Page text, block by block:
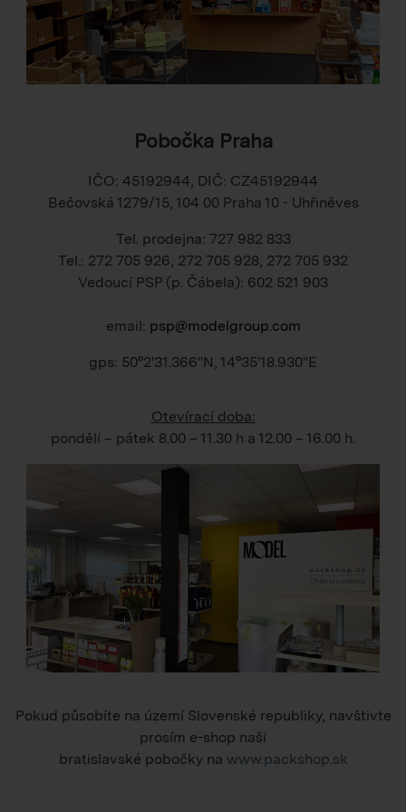
Pobočka Praha
IČO: 45192944, DIČ: CZ45192944
Bečovská 1279/15, 104 00 Praha 10 - Uhřiněves
Tel. prodejna: 727 982 833
Tel.: 272 705 926, 272 705 928, 272 705 932
Vedoucí PSP (p. Čábela): 602 521 903
email: psp@modelgroup.com
gps: 50°2'31.366"N, 14°35'18.930"E
Otevírací doba:
pondělí – pátek 8.00 – 11.30 h a 12.00 – 16.00 h
Pokud působíte na území Slovenské republiky, navštivte
prosím e-shop naší
bratislavské pobočky na www.packshop.sk